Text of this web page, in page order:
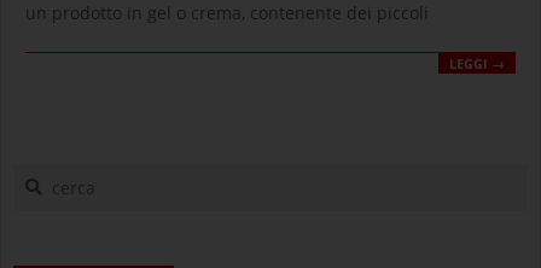
un prodotto in gel o crema, contenente dei piccoli
LEGGI →
cerca